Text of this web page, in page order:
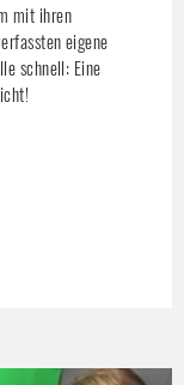
mit ihren
eigene
schnell: Eine